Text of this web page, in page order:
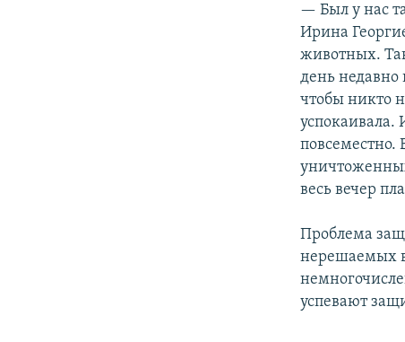
— Был у нас
Ирина
животных.
день недавно
чтобы никто
успокаивала.
повсеместно.
весь вечер
Проблема
нерешаемых
успевают